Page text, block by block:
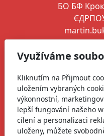
БО БФ
+380
+420
+380
Využíváme
Kliknutím na Přijmout
uložením vybraných
výkonnostní,
lepší fungování našeho
cílení a personalizaci
uloženy, můžete